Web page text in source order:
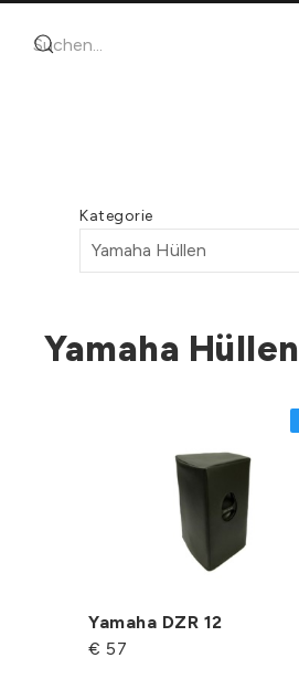
Kategorie
Yamaha Hüllen
Yamaha DZR 12
€ 57